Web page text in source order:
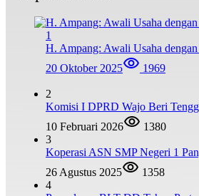
1
H. Ampang: Awali Usaha
20 Oktober 2025
1969
2
Komisi I DPRD Wajo Beri
10 Februari 2026
1380
3
Koperasi ASN SMP Negeri 1
26 Agustus 2025
1358
4